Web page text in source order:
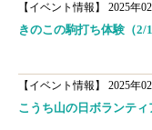
【イベント情報】
2025年
きのこの駒打ち体験（2/
【イベント情報】
2025年
こうち山の日ボランティ